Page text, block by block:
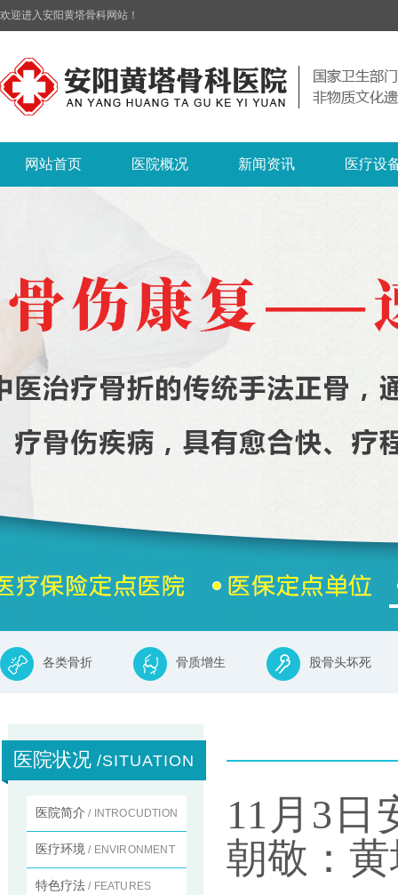
欢迎进入安阳黄塔骨科网站！
网站首页 医院概况 新闻资讯 医疗设
各类骨折 骨质增生 股骨头坏死
医院状况 /SITUATION
医院简介 / INTROCUDTION
医疗环境 / ENVIRONMENT
特色疗法 / FEATURES
11月3日
朝敬：